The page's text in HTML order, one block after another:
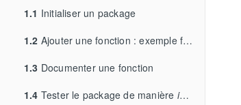
1.1 Initialiser un package
1.2 Ajouter une fonction : exemple fil rouge
1.3 Documenter une fonction
1.4 Tester le package de manière intéractive